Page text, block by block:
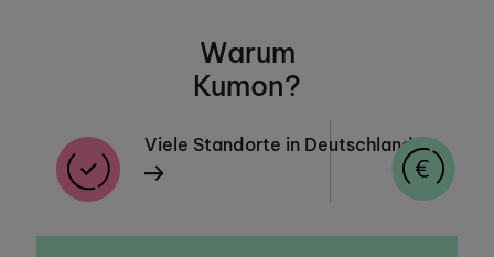
Warum
Kumon?
Viele Standorte in Deutschland